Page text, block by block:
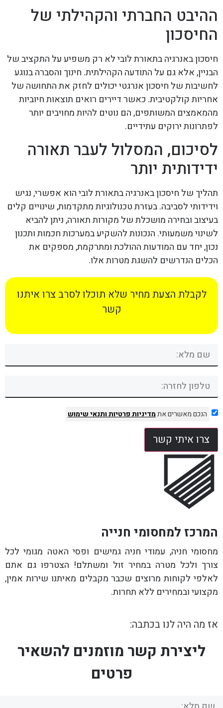
ההיבט החברתי והקהילתי של
החיסכון
חיסכון באנרגיה בתאורת לובי לא רק משפיע על התקציב של
הבניין, אלא גם על התודעה הקהילתית. חינוך והסברה בנוגע
לחשיבות של חיסכון אנרגטי יכולים לחזק את התחושה של
אחריות קולקטיבית. כאשר דיירים רואים תוצאות חיוביות
מהמאמצים המשותפים, הם נוטים להיות מחויבים יותר
לפתרונות ירוקים עתידיים.
לסיכום, המסלול לעבר תאורה
ידידותית יותר
תהליך של חיסכון באנרגיה בתאורת לובי הוא אפשרי, נגיש
וידידותי לסביבה. בעזרת טכנולוגיות מתקדמות, שינויים קלים
בעיצוב ובחירה מושכלת של מקורות תאורה, ניתן להביא
לשינוי משמעותי. הנכונות להשקיע במערכות חכמות ותכנון
נכון, יחד עם המודעות ההולכת ומתרקמת, מספקים את
הכלים הנדרשים להשגת מטרות אלו.
לקבלת הצעת מחיר שלא תוכלו לסרב צרו איתנו
קשר
הנכם מאשרים אתמדיניות פרטיותותנאי שימוש
צרו איתי קשר
המרכז למחסומי חנייה
מחסומי חניה, עמודי חניה גמישים ופסי האטה מגומי לכל
צורך ולכל מטרה במחיר זול ומשתלם! הצטרפו גם אתם
לאלפי לקוחות מרוצים שכבר מקבלים מאיתנו שירות אמין,
מקצועי ובמחירים ללא תחרות.
אז מה היה לנו בכתבה:
ליצירת קשר מוזמנים להשאיר
פרטים